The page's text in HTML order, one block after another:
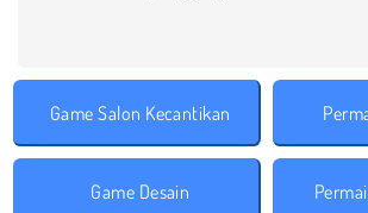
Game Salon Kecantikan
Game Desain